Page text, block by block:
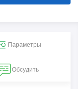
Параметры
Обсудить